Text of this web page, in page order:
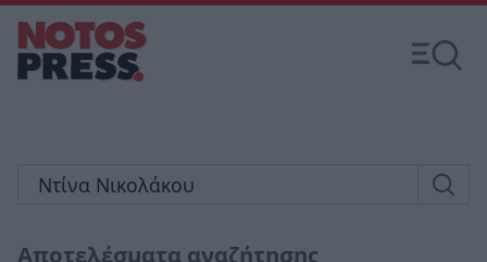
Αποτελέσματα αναζήτησης